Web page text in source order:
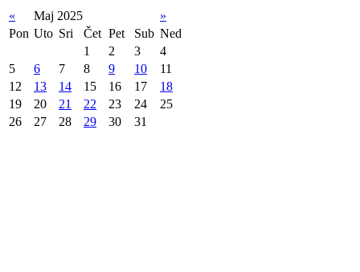
« Maj 2025
»
Pon Uto Sri Čet Pet Sub Ned
1
2 3
4
5
6 7 8 9 10
11
12
13 14 15 16 17
18
19
20 21 22 23 24
25
26
27 28 29 30 31